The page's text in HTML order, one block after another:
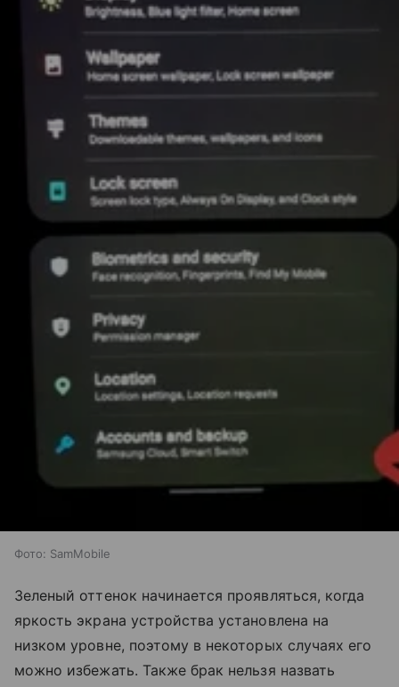
Фото: SamMobile
Зеленый оттенок начинается проявляться, когда
яркость экрана устройства установлена на
низком уровне, поэтому в некоторых случаях его
можно избежать. Также брак нельзя назвать